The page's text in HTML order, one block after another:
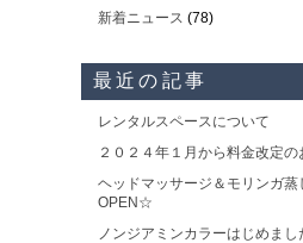
新着ニュース (78)
最近の記事
レンタルスペースについて
２０２４年１月から料金改定の
ヘッドマッサージ＆モリンガ蒸
OPEN☆
ノンジアミンカラーはじめまし